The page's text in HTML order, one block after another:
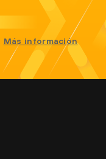
Más información